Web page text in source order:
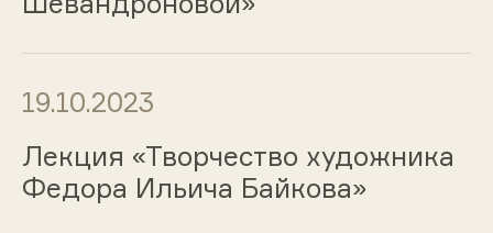
19.10.2023
Лекция «Творчество художника
Федора Ильича Байкова»